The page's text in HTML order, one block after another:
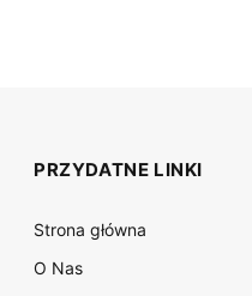
PRZYDATNE LINKI
Strona główna
O Nas